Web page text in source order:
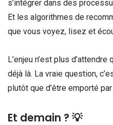
s’intégrer dans des
Et les algorithmes de
que vous voyez, lisez et
L’enjeu n’est plus
déjà là. La vraie question,
plutôt que d’être emporté
Et demain ? 💡